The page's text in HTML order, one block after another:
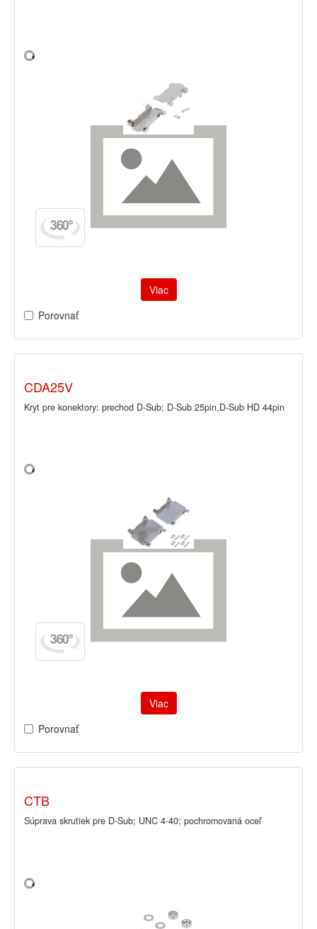
Viac
Porovnať
CDA25V
Kryt pre konektory: prechod D-Sub; D-Sub 25pin,D-Sub HD 44pin
Viac
Porovnať
CTB
Súprava skrutiek pre D-Sub; UNC 4-40; pochromovaná oceľ